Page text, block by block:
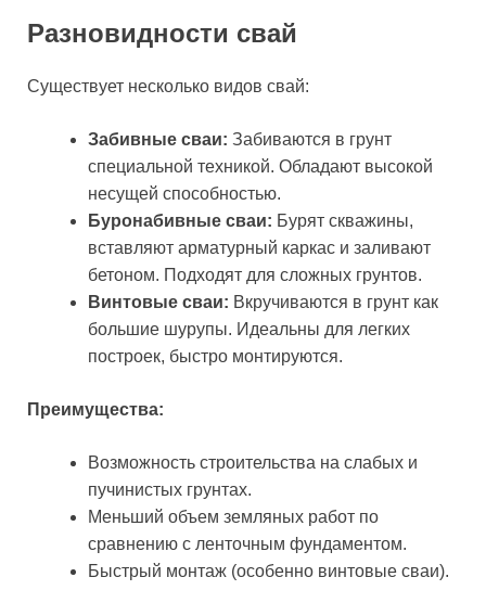
Разновидности свай
Существует несколько видов свай:
Забивные сваи: Забиваются в грунт
специальной техникой. Обладают высокой
несущей способностью.
Буронабивные сваи: Бурят скважины,
вставляют арматурный каркас и заливают
бетоном. Подходят для сложных грунтов.
Винтовые сваи: Вкручиваются в грунт как
большие шурупы. Идеальны для легких
построек, быстро монтируются.
Преимущества:
Возможность строительства на слабых и
пучинистых грунтах.
Меньший объем земляных работ по
сравнению с ленточным фундаментом.
Быстрый монтаж (особенно винтовые сваи).